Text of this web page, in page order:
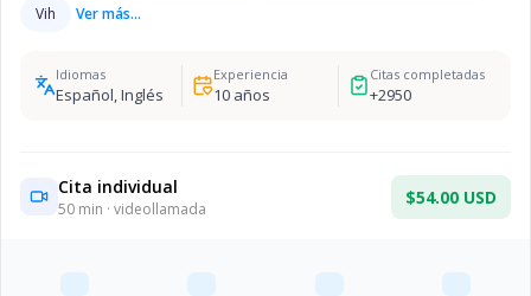
Vih
Ver más...
Idiomas
Español, Inglés
Experiencia
10años
Citas completadas
+2950
Cita individual
50 min · videollamada
$54.00 USD